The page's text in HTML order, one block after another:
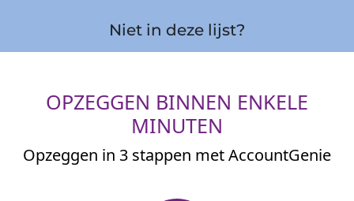
Niet in deze lijst?
OPZEGGEN BINNEN ENKELE
MINUTEN
Opzeggen in 3 stappen met AccountGenie